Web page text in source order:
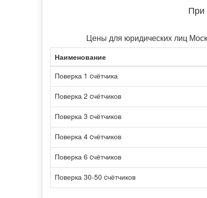
При
Цены для юридических лиц
Наименование
Поверка 1 cчётчика
Поверка 2 cчётчиков
Поверка 3 cчётчиков
Поверка 4 cчётчиков
Поверка 6 cчётчиков
Поверка 30-50 cчётчиков